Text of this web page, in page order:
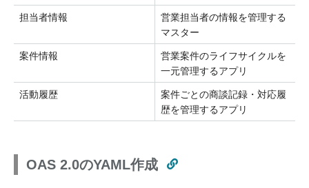
担当者情報
営業担当者の情報を管理する
マスター
案件情報
営業案件のライフサイクルを
一元管理するアプリ
活動履歴
案件ごとの商談記録・対応履
歴を管理するアプリ
OAS 2.0のYAML作成